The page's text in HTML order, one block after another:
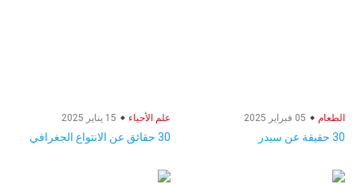
الطعام
30 حقيقة عن سيدر
علم الأحياء
30 حقائق عن الانتواع الجغرافي